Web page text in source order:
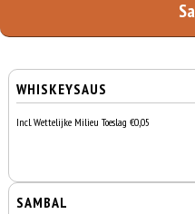
WHISKEYSAUS
Incl. Wettelijke Milieu Toeslag €0,05
SAMBAL